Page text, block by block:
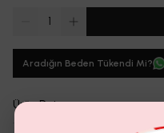
1
Aradığın Beden Tükendi Mi?
Ürün Detayı